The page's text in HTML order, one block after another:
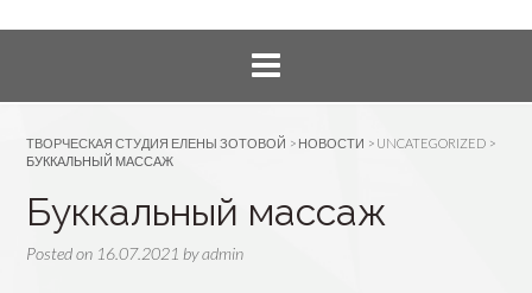
ТВОРЧЕСКАЯ СТУДИЯ ЕЛЕНЫ ЗОТОВОЙ > НОВОСТИ > UNCATEGORIZED >
БУККАЛЬНЫЙ МАССАЖ
Буккальный массаж
Posted on 16.07.2021 byadmin